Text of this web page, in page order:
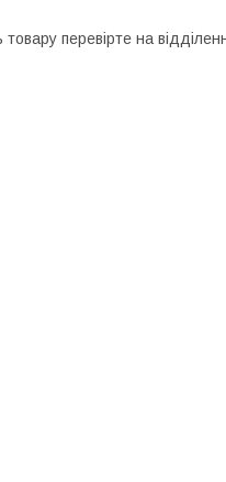
перевірте на